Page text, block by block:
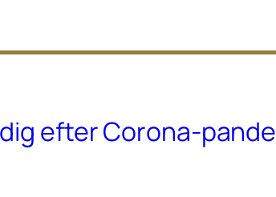
efter Corona-